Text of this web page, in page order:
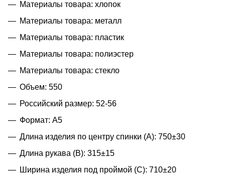
Материалы товара: хлопок
Материалы товара: металл
Материалы товара: пластик
Материалы товара: полиэстер
Материалы товара: стекло
Объем: 550
Российский размер: 52-56
Формат: A5
Длина изделия по центру спинки (A): 750±30
Длина рукава (B): 315±15
Ширина изделия под проймой (С): 710±20